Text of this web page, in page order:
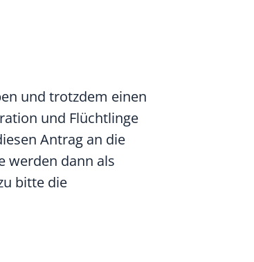
und trotzdem einen
und Flüchtlinge
Antrag an die
werden dann als
bitte die